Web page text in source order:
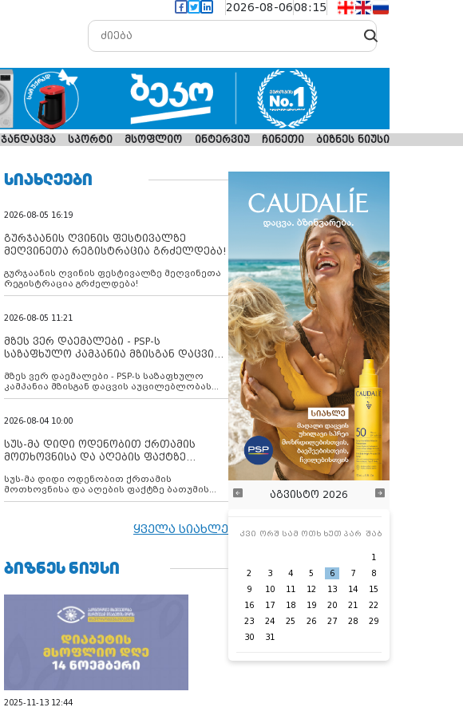
2026-08-0608:15
ჯანდაცვა სპორტი მსოფლიო ინტერვიუ ჩინეთი ბიზნეს ნიუსი
ᲡᲘᲐᲮᲚᲔᲔᲑᲘ
2026-08-05 16:19
გურჯაანის ღვინის ფესტივალზე
მეღვინეთა რეგისტრაცია გრძელდება!
გურჯაანის ღვინის ფესტივალზე მეღვინეთა
რეგისტრაცია გრძელდება!
2026-08-05 11:21
მზეს ვერ დაემალები - PSP-ს
საზაფხულო კამპანია მზისგან დაცვის
მზეს ვერ დაემალები - PSP-ს საზაფხულო
კამპანია მზისგან დაცვის აუცილებლობას
გვახსენებს
2026-08-04 10:00
სუს-მა დიდი ოდენობით ქრთამის
მოთხოვნისა და აღების ფაქტზე
დააკავა
სუს-მა დიდი ოდენობით ქრთამის
მოთხოვნისა და აღების ფაქტზე ბათუმის
მერიის თანამშრომელი დააკავა
ყველა სიახლე
ᲑᲘᲖᲜᲔᲡ ᲜᲘᲣᲡᲘ
2025-11-13 12:44
აგვისტო 2026
კვი ორშ სამ ოთხ ხუთ პარ შაბ
1
2
3 4 5 6 7
8
9
10 11 12 13 14
15
16
17 18 19 20 21
22
23
24 25 26 27 28
29
30
31